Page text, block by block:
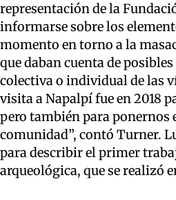
representación de la
informarse sobre los
momento en torno a la
que daban cuenta de
colectiva o individual de las
visita a Napalpí fue en 2018
pero también para ponernos
comunidad”, contó Turner.
para describir el primer
arqueológica, que se realizó